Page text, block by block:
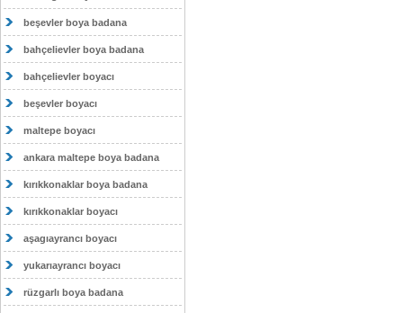
beşevler boya badana
bahçelievler boya badana
bahçelievler boyacı
beşevler boyacı
maltepe boyacı
ankara maltepe boya badana
kırıkkonaklar boya badana
kırıkkonaklar boyacı
aşagıayrancı boyacı
yukarıayrancı boyacı
rüzgarlı boya badana